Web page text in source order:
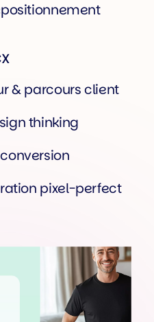
& parcours client
thinking
pixel-perfect